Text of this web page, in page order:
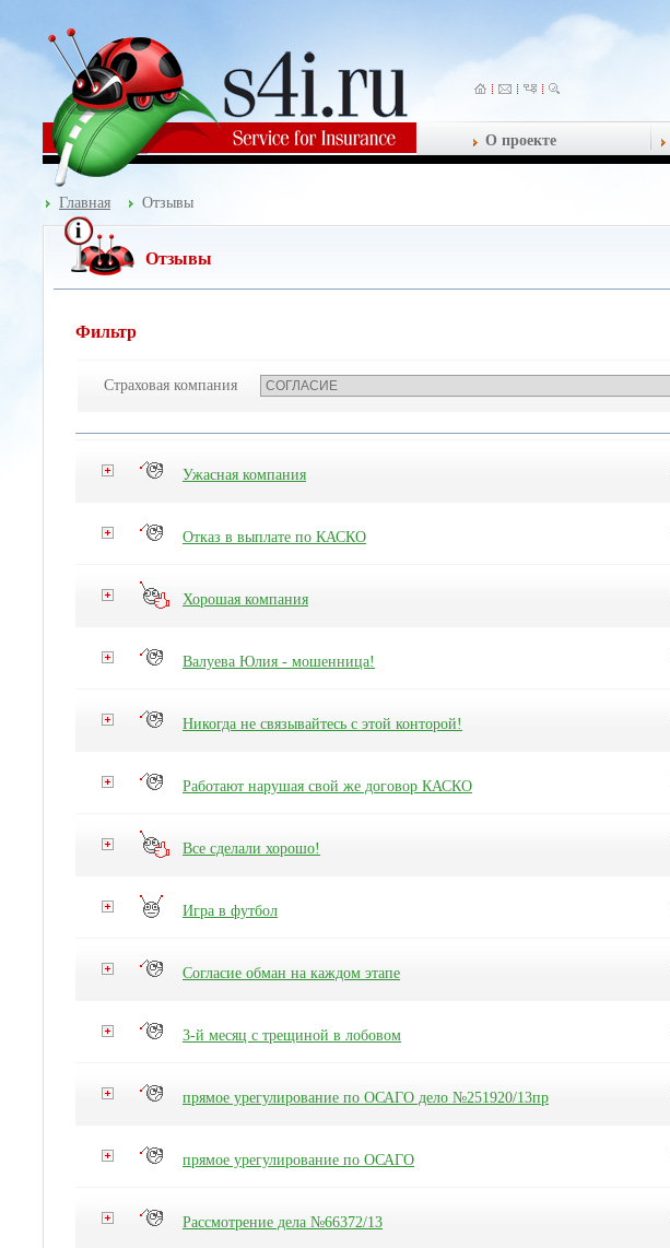
О проекте
Главная Отзывы
Отзывы
Фильтр
Страховая компания
Ужасная компания
Отказ в выплате по КАСКО
Хорошая компания
Валуева Юлия - мошенница!
Никогда не связывайтесь с этой конторой!
Работают нарушая свой же договор КАСКО
Все сделали хорошо!
Игра в футбол
Согласие обман на каждом этапе
3-й месяц с трещиной в лобовом
прямое урегулирование по ОСАГО дело №251920/13пр
прямое урегулирование по ОСАГО
Рассмотрение дела №66372/13